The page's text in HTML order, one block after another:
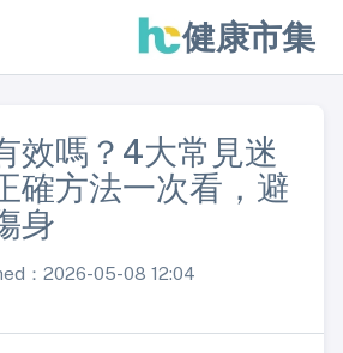
健康市集
效嗎？4大常見迷
確方法一次看，避
身
：2026-05-08 12:04